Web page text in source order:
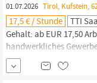
01.07.2026 Tirol, Kufstein,
17,5 € / Stunde TTI
Gehalt: ab EUR 17,50
handwerkliches
Material und
Magazinier:in mit